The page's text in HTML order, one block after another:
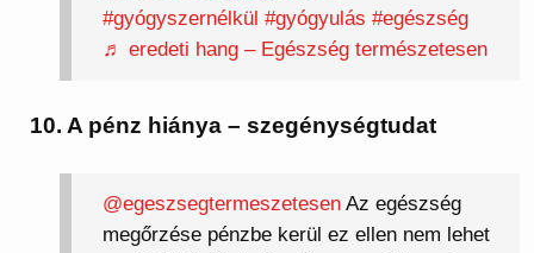
#gyógyszernélkül #gyógyulás #egészség
♬ eredeti hang – Egészség természetesen
10. A pénz hiánya – szegénységtudat
@egeszsegtermeszetesenAz egészség
megőrzése pénzbe kerül ez ellen nem lehet